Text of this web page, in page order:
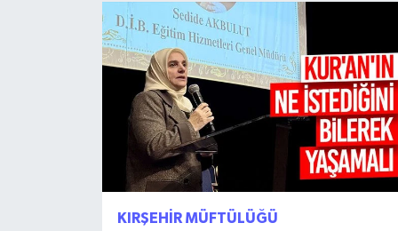
KIRŞEHIR MÜFTÜLÜĞÜ
Kayseri Müftülüğü
Kilis Müftülüğü
Kırıkkale Müftülüğü
Kırklareli Müftülüğü
Kırşehir Müftülüğü